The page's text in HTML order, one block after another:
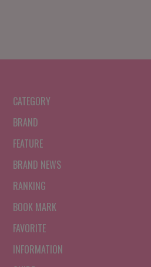
CATEGORY
BRAND
FEATURE
BRAND NEWS
RANKING
BOOK MARK
FAVORITE
INFORMATION